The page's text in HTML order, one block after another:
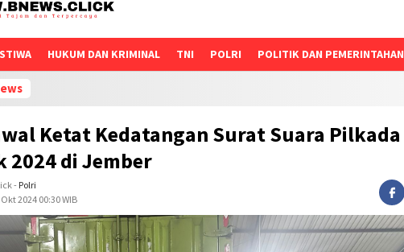
HUKUM DAN KRIMINAL TNI POLRI POLITIK DAN PEMERINTAHAN
Ketat Kedatangan Surat Suara Pilkada
2024 di Jember
- Polri
2024 00:30 WIB